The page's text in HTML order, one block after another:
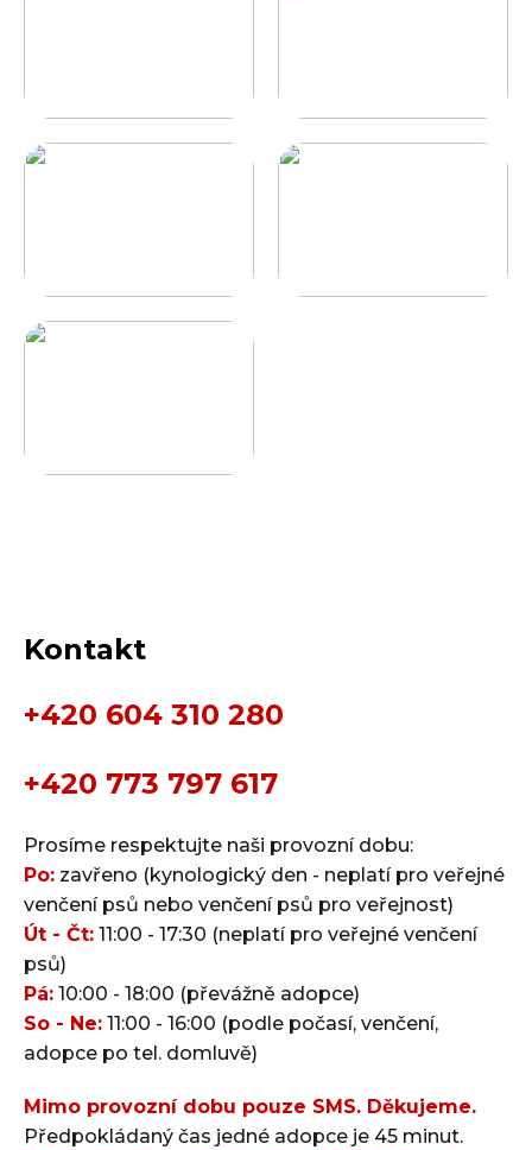
Kontakt
+420 604 310 280
+420 773 797 617
Prosíme respektujte naši provozní dobu:
Po: zavřeno (kynologický den - neplatí pro veřejné
venčení psů nebo venčení psů pro veřejnost)
Út - Čt: 11:00 - 17:30 (neplatí pro veřejné venčení
psů)
Pá: 10:00 - 18:00 (převážně adopce)
So - Ne: 11:00 - 16:00 (podle počasí, venčení,
adopce po tel. domluvě)
Mimo provozní dobu pouze SMS. Děkujeme.
Předpokládaný čas jedné adopce je 45 minut.